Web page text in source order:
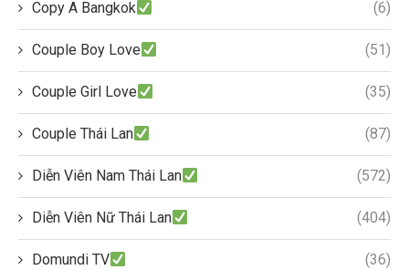
Copy A Bangkok (6)
Couple Boy Love (51)
Couple Girl Love (35)
Couple Thái Lan (87)
Diễn Viên Nam Thái Lan (572)
Diễn Viên Nữ Thái Lan (404)
Domundi TV (36)